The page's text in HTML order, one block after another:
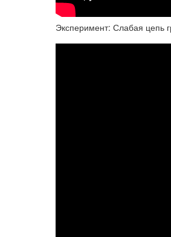
Эксперимент: Слабая цепь